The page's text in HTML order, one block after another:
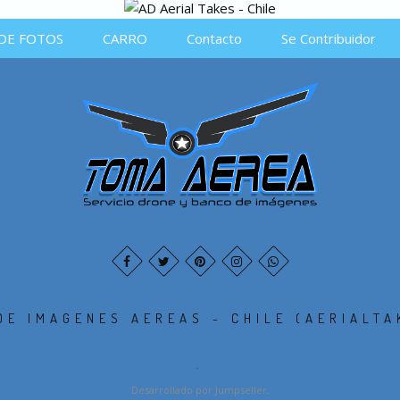
FOTOS CARRO Contacto Se Contribuidor
IMAGENES AEREAS - CHILE
.
Desarrollado por Jumpseller.